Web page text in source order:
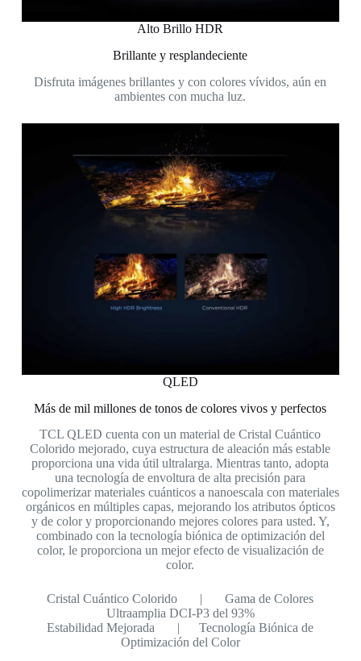
Alto Brillo HDR
Brillante y resplandeciente
Disfruta imágenes brillantes y con colores vívidos, aún en
ambientes con mucha luz.
QLED
Más de mil millones de tonos de colores vivos y perfectos
TCL QLED cuenta con un material de Cristal Cuántico
Colorido mejorado, cuya estructura de aleación más estable
proporciona una vida útil ultralarga. Mientras tanto, adopta
una tecnología de envoltura de alta precisión para
copolimerizar materiales cuánticos a nanoescala con materiales
orgánicos en múltiples capas, mejorando los atributos ópticos
y de color y proporcionando mejores colores para usted. Y,
combinado con la tecnología biónica de optimización del
color, le proporciona un mejor efecto de visualización de
color.
Cristal Cuántico Colorido | Gama de Colores
Ultraamplia DCI-P3 del 93%
Estabilidad Mejorada | Tecnología Biónica de
Optimización del Color